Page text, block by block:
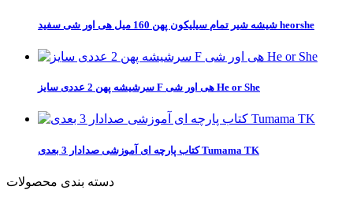
شیشه شیر تمام سیلیکون پهن 160 میل هی اور شی سفید heorshe
سرشیشه پهن 2 عددی سایز F هی اور شی He or She
کتاب پارچه ای آموزشی صدادار 3 بعدی Tumama TK
دسته بندی محصولات